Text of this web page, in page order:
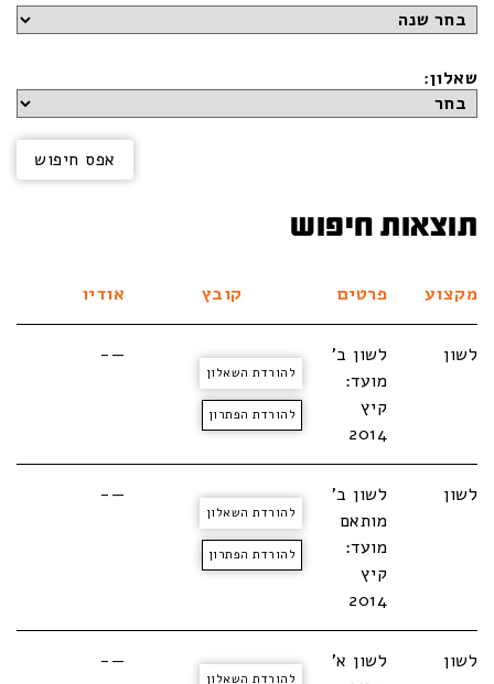
שאלון:
תוצאות חיפוש
מקצוע פרטים קובץ אודיו
לשון
לשון ב'
מועד:
קיץ
2014
להורדת השאלון
להורדת הפתרון
—-
לשון
לשון ב'
מותאם
מועד:
קיץ
2014
להורדת השאלון
להורדת הפתרון
—-
לשון
לשון א'
להורדת השאלון
—-